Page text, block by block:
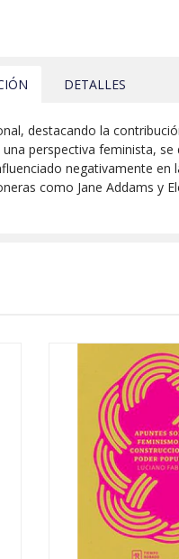
DETALLES
destacando la
perspectiva feminista,
negativamente en
como Jane Addams y